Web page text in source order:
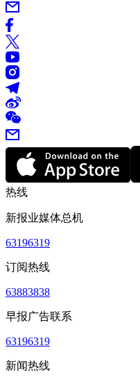
热线
新报业媒体总机
63196319
订阅热线
63883838
早报广告联系
63196319
新闻热线